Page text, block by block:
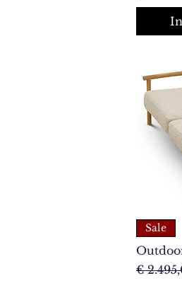
Sale
€